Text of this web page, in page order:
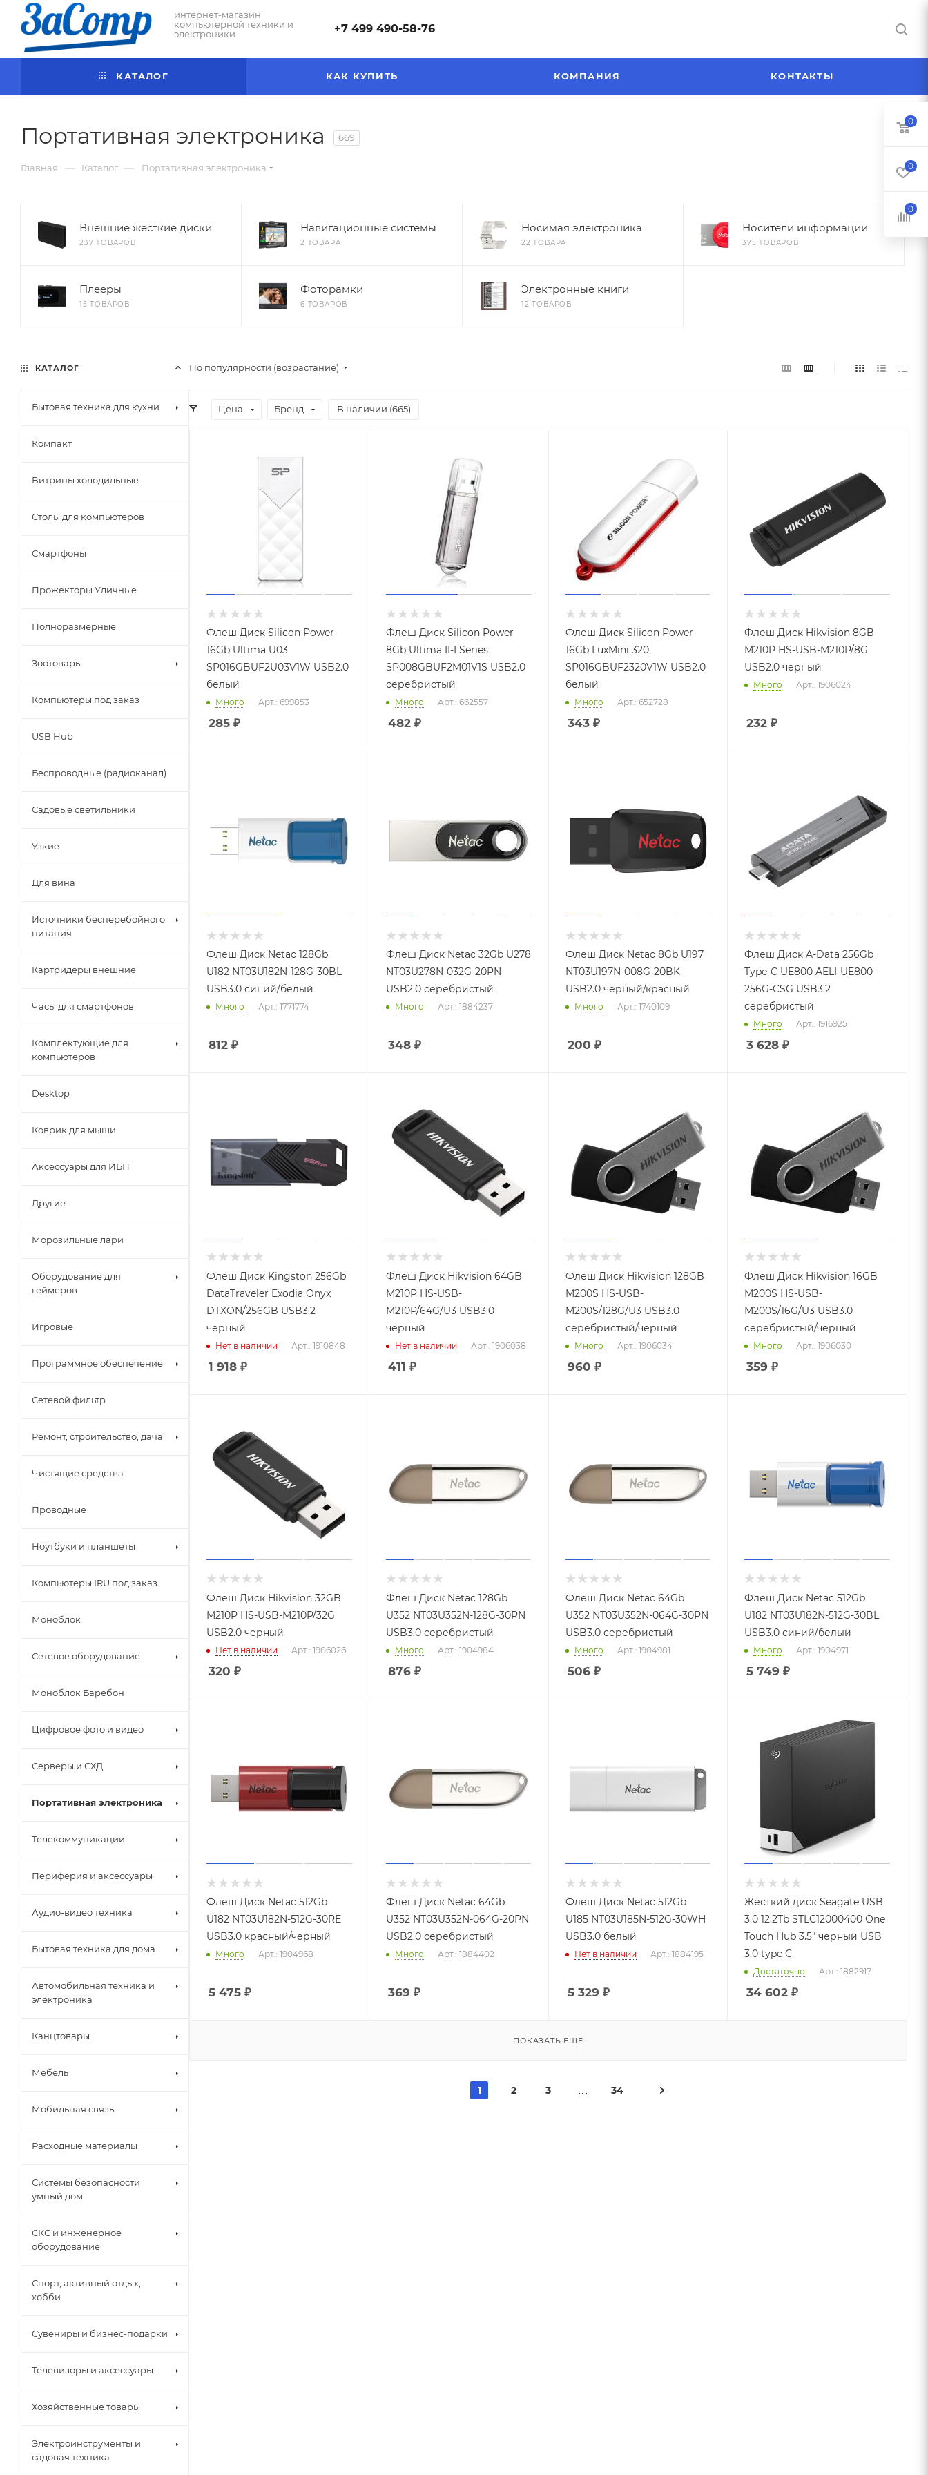
интернет-магазин
компьютерной техники и
электроники
+7 499 490-58-76
КАТАЛОГ КАК КУПИТЬ КОМПАНИЯ КОНТАКТЫ
Портативная электроника 669
Главная — Каталог — Портативная электроника
Внешние жесткие диски
237 ТОВАРОВ
Навигационные системы
2 ТОВАРА
Носимая электроника
22 ТОВАРА
Носители информации
375 ТОВАРОВ
Плееры
15 ТОВАРОВ
Фоторамки
6 ТОВАРОВ
Электронные книги
12 ТОВАРОВ
По популярности (возрастание)
Цена Бренд В наличии (665)
Флеш Диск Silicon Power
16Gb Ultima U03
SP016GBUF2U03V1W USB2.0
белый
Много Арт.: 699853
285 ₽
Флеш Диск Silicon Power
8Gb Ultima II-I Series
SP008GBUF2M01V1S USB2.0
серебристый
Много Арт.: 662557
482₽
Флеш Диск Silicon Power
16Gb LuxMini 320
SP016GBUF2320V1W USB2.0
белый
Много Арт.: 652728
343₽
Флеш Диск Hikvision 8GB
M210P HS-USB-M210P/8G
USB2.0 черный
Много Арт.: 1906024
232 ₽
Флеш Диск Netac 128Gb
U182 NT03U182N-128G-30BL
USB3.0 синий/белый
Много Арт.: 1771774
812 ₽
Флеш Диск Netac 32Gb U278
NT03U278N-032G-20PN
USB2.0 серебристый
Много Арт.: 1884237
348₽
Флеш Диск Netac 8Gb U197
NT03U197N-008G-20BK
USB2.0 черный/красный
Много Арт.: 1740109
200 ₽
Флеш Диск A-Data 256Gb
Type-C UE800 AELI-UE800-
256G-CSG USB3.2
серебристый
Много Арт.: 1916925
3 628 ₽
Флеш Диск Kingston 256Gb
DataTraveler Exodia Onyx
DTXON/256GB USB3.2
черный
Нет в наличии Арт.: 1910848
1 918 ₽
Флеш Диск Hikvision 64GB
M210P HS-USB-
M210P/64G/U3 USB3.0
черный
Нет в наличии Арт.: 1906038
411 ₽
Флеш Диск Hikvision 128GB
M200S HS-USB-
M200S/128G/U3 USB3.0
серебристый/черный
Много Арт.: 1906034
960 ₽
Флеш Диск Hikvision 16GB
M200S HS-USB-
M200S/16G/U3 USB3.0
серебристый/черный
Много Арт.: 1906030
359 ₽
Флеш Диск Hikvision 32GB
M210P HS-USB-M210P/32G
USB2.0 черный
Нет в наличии Арт.: 1906026
320 ₽
Флеш Диск Netac 128Gb
U352 NT03U352N-128G-30PN
USB3.0 серебристый
Много Арт.: 1904984
876₽
Флеш Диск Netac 64Gb
U352 NT03U352N-064G-30PN
USB3.0 серебристый
Много Арт.: 1904981
506₽
Флеш Диск Netac 512Gb
U182 NT03U182N-512G-30BL
USB3.0 синий/белый
Много Арт.: 1904971
5 749 ₽
Флеш Диск Netac 512Gb
U182 NT03U182N-512G-30RE
USB3.0 красный/черный
Много Арт.: 1904968
5 475 ₽
Флеш Диск Netac 64Gb
U352 NT03U352N-064G-20PN
USB2.0 серебристый
Много Арт.: 1884402
369 ₽
Флеш Диск Netac 512Gb
U185 NT03U185N-512G-30WH
USB3.0 белый
Нет в наличии Арт.: 1884195
5 329 ₽
Жесткий диск Seagate USB
3.0 12.2Tb STLC12000400 One
Touch Hub 3.5" черный USB
3.0 type C
Достаточно Арт.: 1882917
34 602 ₽
ПОКАЗАТЬ ЕЩЕ
1 2 3 34
КАТАЛОГ
Бытовая техника для кухни
Компакт
Витрины холодильные
Столы для компьютеров
Смартфоны
Прожекторы Уличные
Полноразмерные
Зоотовары
Компьютеры под заказ
USB Hub
Беспроводные (радиоканал)
Садовые светильники
Узкие
Для вина
Источники бесперебойного
питания
Картридеры внешние
Часы для смартфонов
Комплектующие для
компьютеров
Desktop
Коврик для мыши
Аксессуары для ИБП
Другие
Морозильные лари
Оборудование для
геймеров
Игровые
Программное обеспечение
Сетевой фильтр
Ремонт, строительство, дача
Чистящие средства
Проводные
Ноутбуки и планшеты
Компьютеры IRU под заказ
Моноблок
Сетевое оборудование
Моноблок Баребон
Цифровое фото и видео
Серверы и СХД
Портативная электроника
Телекоммуникации
Периферия и аксессуары
Аудио-видео техника
Бытовая техника для дома
Автомобильная техника и
электроника
Канцтовары
Мебель
Мобильная связь
Расходные материалы
Системы безопасности
умный дом
СКС и инженерное
оборудование
Спорт, активный отдых,
хобби
Сувениры и бизнес-подарки
Телевизоры и аксессуары
Хозяйственные товары
Электроинструменты и
садовая техника
0
0
0